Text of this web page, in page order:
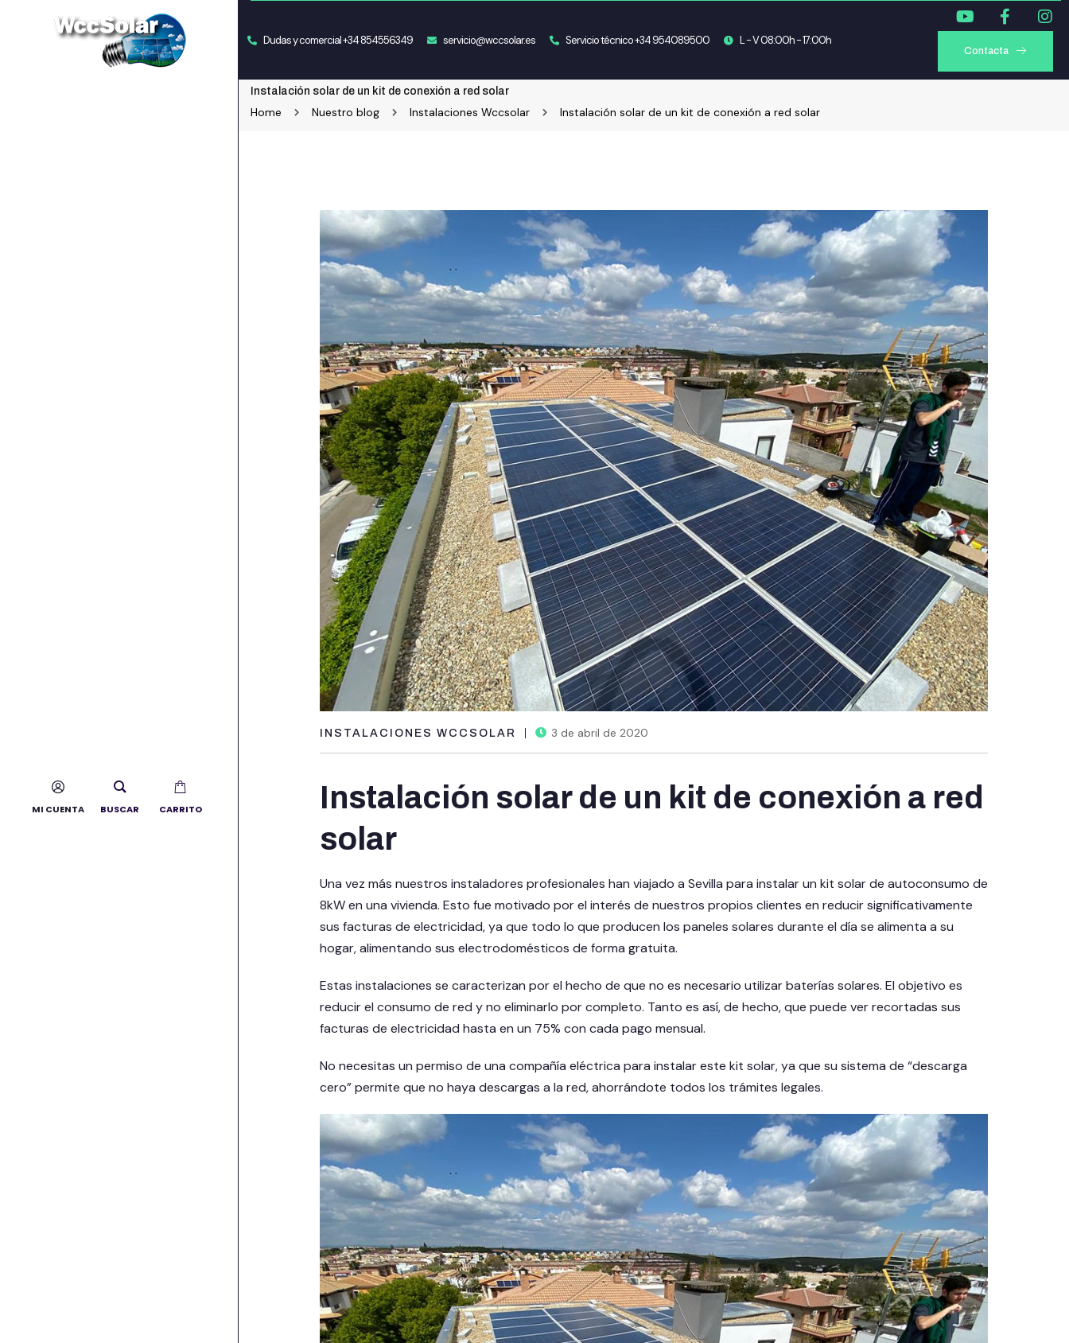
MI CUENTA BUSCAR CARRITO
Dudas y comercial +34 854556349 servicio@wccsolar.es Servicio técnico +34 954089500 L - V 08:00h - 17:00h
Contacta
Instalación solar de un kit de conexión a red solar
Home Nuestro blog Instalaciones Wccsolar Instalación solar de un kit de conexión a red solar
INSTALACIONES WCCSOLAR 3 de abril de 2020
Instalación solar de un kit de conexión a red
solar
Una vez más nuestros instaladores profesionales han viajado a Sevilla para instalar un kit solar de autoconsumo de
8kW en una vivienda. Esto fue motivado por el interés de nuestros propios clientes en reducir significativamente
sus facturas de electricidad, ya que todo lo que producen los paneles solares durante el día se alimenta a su
hogar, alimentando sus electrodomésticos de forma gratuita.
Estas instalaciones se caracterizan por el hecho de que no es necesario utilizarbaterías solares. El objetivo es
reducir el consumo de red y no eliminarlo por completo. Tanto es así, de hecho, que puede ver recortadas sus
facturas de electricidad hasta en un 75% con cada pago mensual.
No necesitas un permiso de una compañía eléctrica para instalar este kit solar, ya que su sistema de “descarga
cero” permite que no haya descargas a la red, ahorrándote todos los trámites legales.